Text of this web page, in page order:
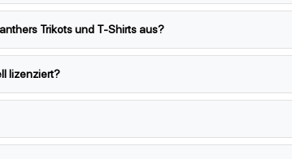
Trikots und T-Shirts aus?
lizenziert?